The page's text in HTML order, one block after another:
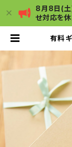
8月8日(
せ対応を
有料